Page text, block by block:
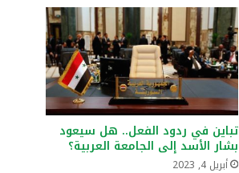
تباين في ردود الفعل.. هل سيعود
بشار الأسد إلى الجامعة العربية؟
أبريل 4, 2023